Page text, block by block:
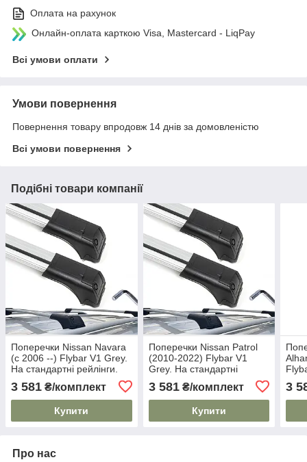
Оплата на рахунок
Онлайн-оплата карткою Visa, Mastercard - LiqPay
Всі умови оплати
Умови повернення
Повернення товару впродовж 14 днів за домовленістю
Всі умови повернення
Подібні товари компанії
Поперечки Nissan Navara
(c 2006 --) Flybar V1 Grey.
На стандартні рейлінги.
3 581 ₴/комплект
Купити
Поперечки Nissan Patrol
(2010-2022) Flybar V1
Grey. На стандартні
рейлінги. Без замка. Сірі
3 581₴/комплект
Купити
3
Про нас